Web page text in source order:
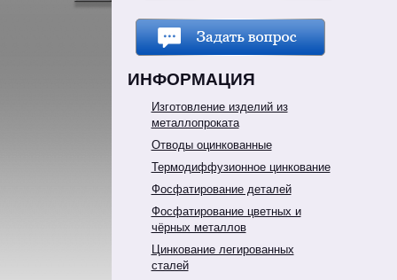
ИНФОРМАЦИЯ
Изготовление изделий из
металлопроката
Отводы оцинкованные
Термодиффузионное цинкование
Фосфатирование деталей
Фосфатирование цветных и
чёрных металлов
Цинкование легированных
сталей